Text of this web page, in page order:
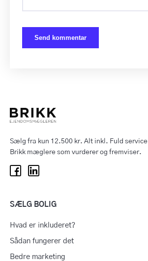
Sælg fra kun 12.500 kr. Alt inkl. Fuld
Brikk mæglere som vurderer og fremviser.
SÆLG BOLIG
Hvad er inkluderet?
Sådan fungerer det
Bedre marketing